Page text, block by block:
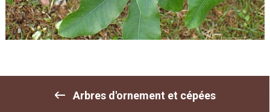
Arbres d'ornement et cépées